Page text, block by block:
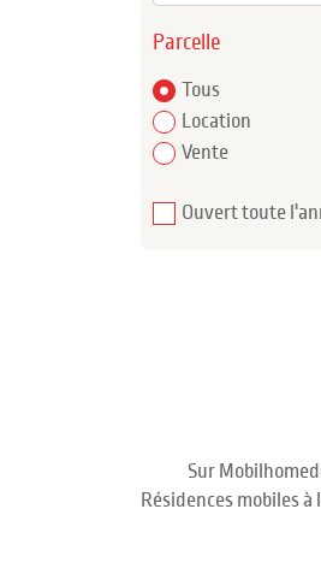
Parcelle
Tous
Location
Vente
Ouvert toute
Sur
Résidences mobiles